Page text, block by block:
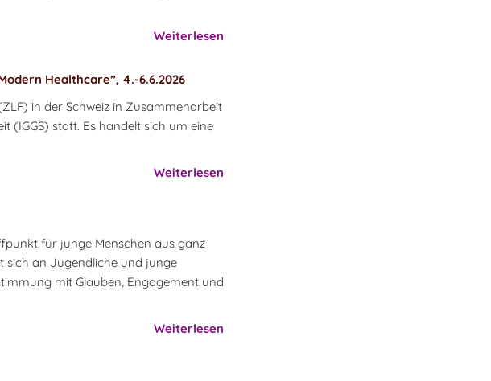
Weiterlesen
Healthcare”, 4.-6.6.2026
in der Schweiz in Zusammenarbeit
(IGGS) statt. Es handelt sich um eine
Weiterlesen
für junge Menschen aus ganz
sich an Jugendliche und junge
mit Glauben, Engagement und
Weiterlesen